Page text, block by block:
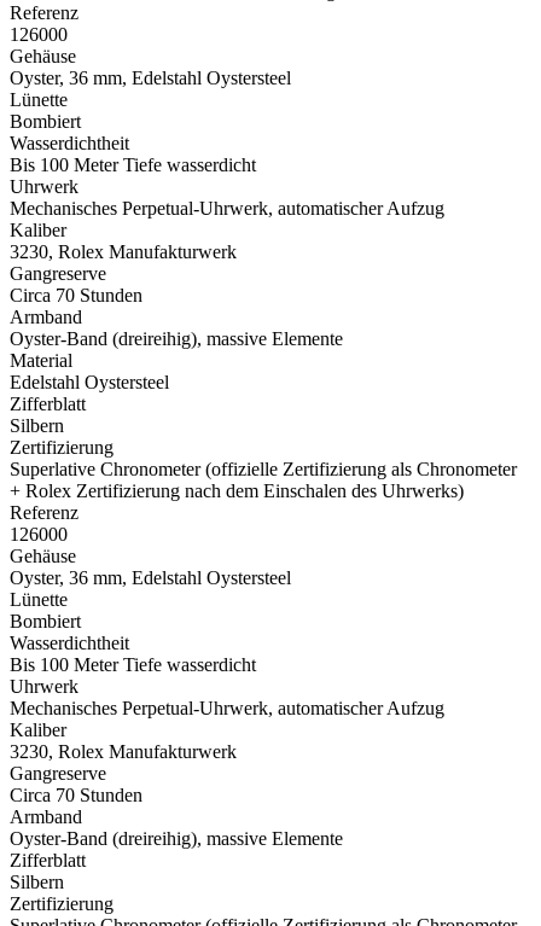
Referenz
126000
Gehäuse
Oyster, 36 mm, Edelstahl Oystersteel
Lünette
Bombiert
Wasserdichtheit
Bis 100 Meter Tiefe wasserdicht
Uhrwerk
Mechanisches Perpetual-Uhrwerk, automatischer Aufzug
Kaliber
3230, Rolex Manufakturwerk
Gangreserve
Circa 70 Stunden
Armband
Oyster-Band (dreireihig), massive Elemente
Material
Edelstahl Oystersteel
Zifferblatt
Silbern
Zertifizierung
Superlative Chronometer (offizielle Zertifizierung als Chronometer
+ Rolex Zertifizierung nach dem Einschalen des Uhrwerks)
Referenz
126000
Gehäuse
Oyster, 36 mm, Edelstahl Oystersteel
Lünette
Bombiert
Wasserdichtheit
Bis 100 Meter Tiefe wasserdicht
Uhrwerk
Mechanisches Perpetual-Uhrwerk, automatischer Aufzug
Kaliber
3230, Rolex Manufakturwerk
Gangreserve
Circa 70 Stunden
Armband
Oyster-Band (dreireihig), massive Elemente
Zifferblatt
Silbern
Zertifizierung